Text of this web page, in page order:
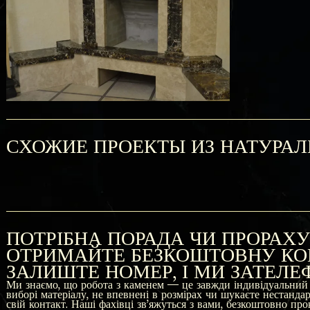
СХОЖИЕ ПРОЕКТЫ ИЗ
черного гранита с островом
ПОТРІБНА ПОРАДА ЧИ
ОТРИМАЙТЕ БЕЗКОШТОВНУ
ЗАЛИШТЕ НОМЕР, І МИ
Ми знаємо, що робота з каменем — це завжди індивідуальний
виборі матеріалу, не впевнені в розмірах чи шукаєте
свій контакт. Наші фахівці зв'яжуться з вами, безкоштовно